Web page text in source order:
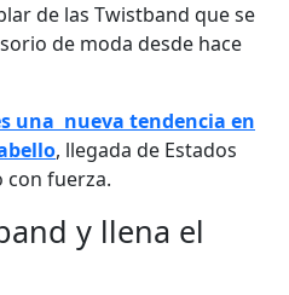
de las Twistband que se
de moda desde hace
una nueva tendencia en
, llegada de Estados
con fuerza.
y llena el